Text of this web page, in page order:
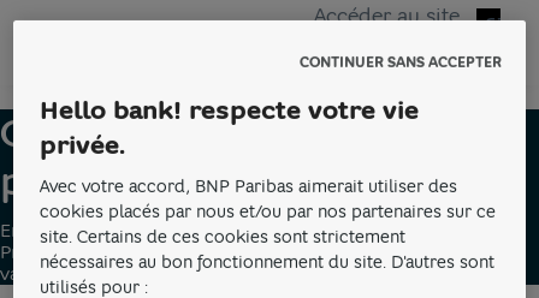
Accéder au site
Hellobank pro Blog Organiser mon quotidien
Organiser votre quotidien
professionnel
Entreprendre, c'est aussi apprendre à s'organiser. Hello bank!
Pro vous accompagne pour simplifier votre quotidien, faire
valoir vos droits et préserver votre équilibre.
Hello bank! respecte votre vie
privée.
Avec votre accord, BNP Paribas aimerait utiliser des
cookies placés par nous et/ou par nos partenaires sur ce
site. Certains de ces cookies sont strictement
nécessaires au bon fonctionnement du site. D'autres sont
utilisés pour :
CONTINUER SANS ACCEPTER